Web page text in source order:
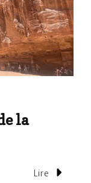
la
Lire